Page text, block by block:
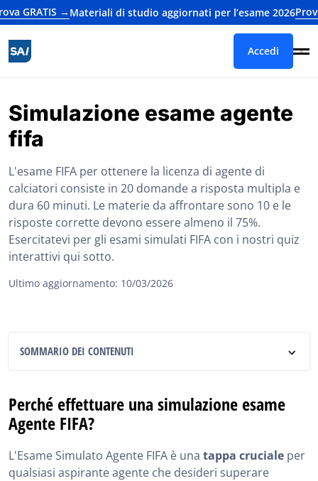
→Materiali di studio aggiornati per l’esame 2026Prova
Accedi
Simulazione esame agente
fifa
L'esame FIFA per ottenere la licenza di agente di
calciatori consiste in 20 domande a risposta multipla e
dura 60 minuti. Le materie da affrontare sono 10 e le
risposte corrette devono essere almeno il 75%.
Esercitatevi per gli esami simulati FIFA con i nostri quiz
interattivi qui sotto.
Ultimo aggiornamento: 10/03/2026
SOMMARIO DEI CONTENUTI
FIFA?
Cosa si trova negli simulazione esame procuratore
sportivo?
Gli Esami Simulati Agente FIFA sono difficili?
Perché effettuare una simulazione esame
Agente FIFA?
L'Esame Simulato Agente FIFA è una tappa cruciale per
qualsiasi aspirante agente che desideri superare